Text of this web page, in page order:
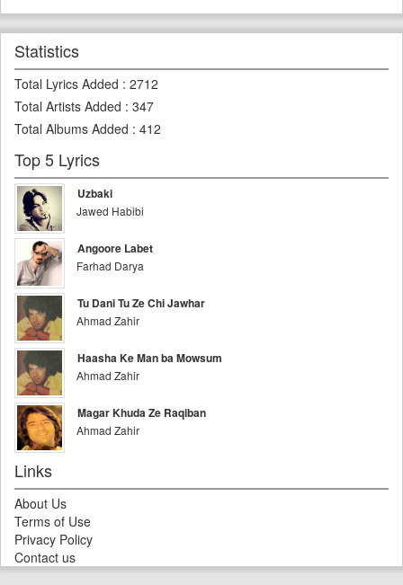
Statistics
Total Lyrics Added : 2712
Total Artists Added : 347
Total Albums Added : 412
Top 5 Lyrics
Uzbaki
Jawed Habibi
Angoore Labet
Farhad Darya
Tu Dani Tu Ze Chi Jawhar
Ahmad Zahir
Haasha Ke Man ba Mowsum
Ahmad Zahir
Magar Khuda Ze Raqiban
Ahmad Zahir
Links
About Us
Terms of Use
Privacy Policy
Contact us